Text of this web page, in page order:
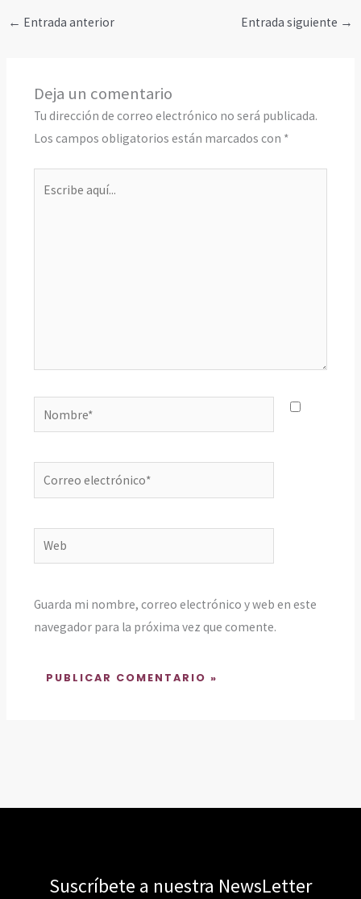
← Entrada anterior Entrada siguiente →
Deja un comentario
Tu dirección de correo electrónico no será publicada.
Los campos obligatorios están marcados con *
Nombre*
Correo
electrónico*
Web
Guarda mi nombre, correo electrónico y web en este
navegador para la próxima vez que comente.
Suscríbete a nuestra NewsLetter